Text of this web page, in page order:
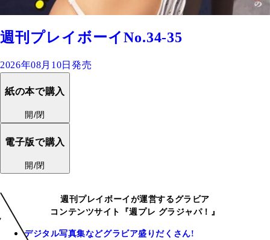
週刊プレイボーイNo.34-35
2026年08月10日発売
紙の本で購入
開/閉
電子版で購入
開/閉
週刊プレイボーイが運営するグラビア
コンテンツサイト『週プレ グラジャパ！』
デジタル写真集などグラビア盛りだくさん!